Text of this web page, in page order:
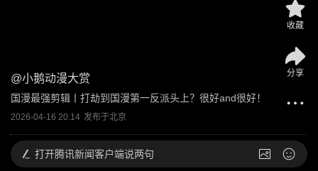
@小鹅动漫大赏
国漫最强剪辑丨打劫到国漫第一反派头上？很好and很好！
2026-04-16 20:14 发布于北京
收藏
分享
打开腾讯新闻客户端说两句